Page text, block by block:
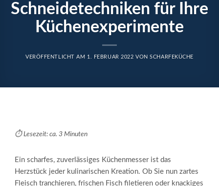
Schneidetechniken für Ihre
Küchenexperimente
VERÖFFENTLICHT AM 1. FEBRUAR 2022 VONSCHARFEKÜCHE
⏱️ Lesezeit: ca. 3 Minuten
Ein scharfes, zuverlässiges Küchenmesser ist das
Herzstück jeder kulinarischen Kreation. Ob Sie nun zartes
Fleisch tranchieren, frischen Fisch filetieren oder knackiges